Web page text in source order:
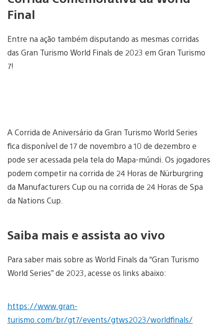
Final
Entre na ação também disputando as mesmas corridas
das Gran Turismo World Finals de 2023 em Gran Turismo
7!
A Corrida de Aniversário da Gran Turismo World Series
fica disponível de 17 de novembro a 10 de dezembro e
pode ser acessada pela tela do Mapa-múndi. Os jogadores
podem competir na corrida de 24 Horas de Nürburgring
da Manufacturers Cup ou na corrida de 24 Horas de Spa
da Nations Cup.
Saiba mais e assista ao vivo
Para saber mais sobre as World Finals da “Gran Turismo
World Series” de 2023, acesse os links abaixo:
https://www.gran-
turismo.com/br/gt7/events/gtws2023/worldfinals/